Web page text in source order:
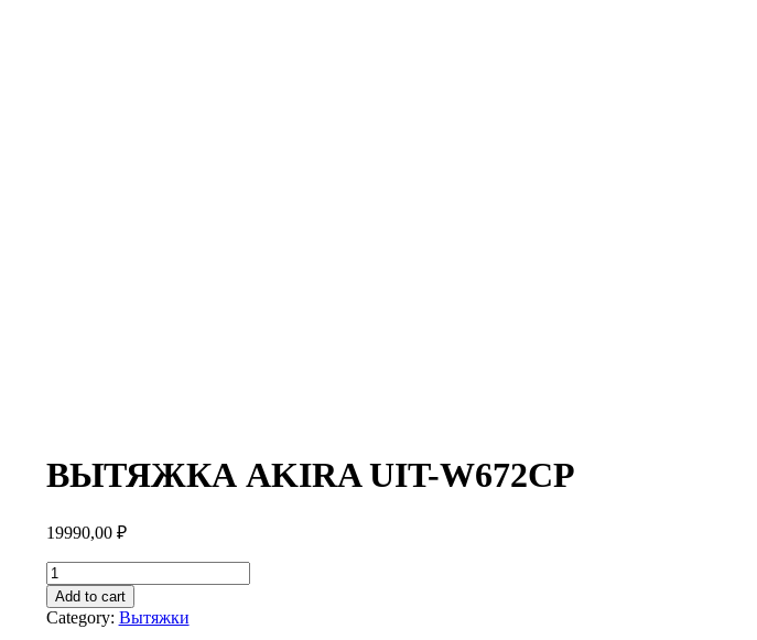
ВЫТЯЖКА AKIRA UIT-W672CP
19990,00 ₽
ВЫТЯЖКА
AKIRA
UIT-
W672CP
Add to cart
Category: Вытяжки